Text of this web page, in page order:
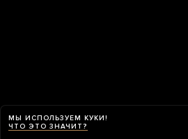
МЫ ИСПОЛЬЗУЕМ КУКИ!
ЧТО ЭТО ЗНАЧИТ?